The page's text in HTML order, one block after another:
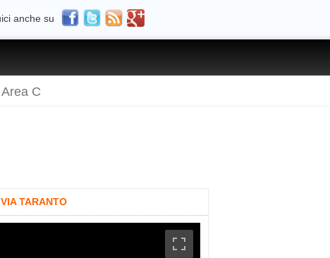
anche su
Area C
TARANTO